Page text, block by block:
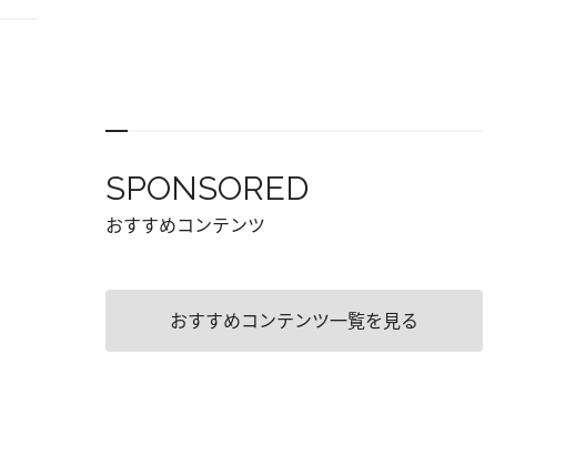
SPONSORED
おすすめコンテンツ
おすすめコンテンツ一覧を見る